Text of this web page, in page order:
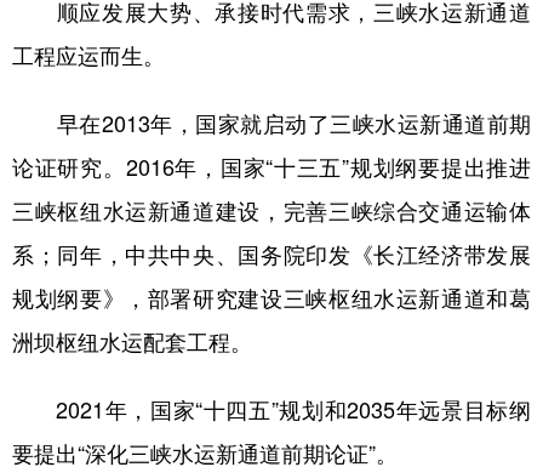
顺应发展大势、承接时代需求，三峡水运新通道
工程应运而生。
早在2013年，国家就启动了三峡水运新通道前期
论证研究。2016年，国家“十三五”规划纲要提出推进
三峡枢纽水运新通道建设，完善三峡综合交通运输体
系；同年，中共中央、国务院印发《长江经济带发展
规划纲要》，部署研究建设三峡枢纽水运新通道和葛
洲坝枢纽水运配套工程。
2021年，国家“十四五”规划和2035年远景目标纲
要提出“深化三峡水运新通道前期论证”。